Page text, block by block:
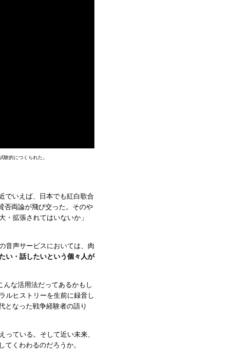
的につくられた。
でいえば、日本でも紅白歌合
否両論が飛び交った。そのや
・拡張されてはいないか」
音声サービスにおいては、肉
い・話したいという個々人が
な活用法だってあるかもし
ルヒストリーを生前に録音し
となった戦争経験者の語り
ている。そして近い未来、
くわわるのだろうか。